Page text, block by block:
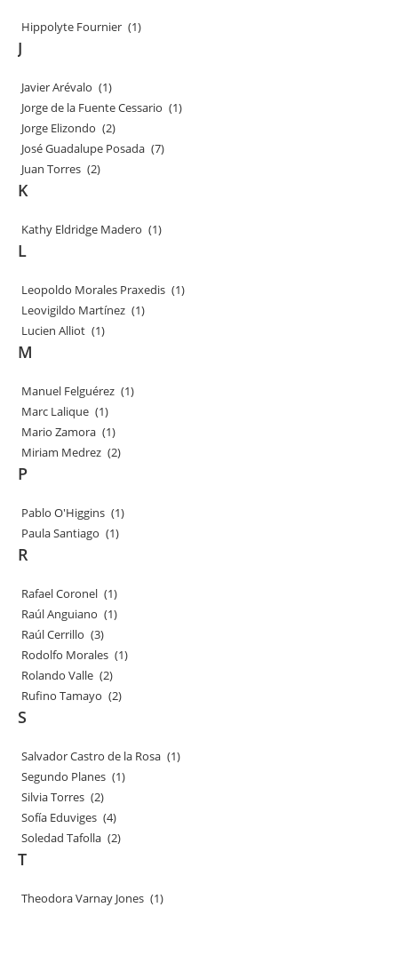
Hippolyte Fournier (1)
J
Javier Arévalo (1)
Jorge de la Fuente Cessario (1)
Jorge Elizondo (2)
José Guadalupe Posada (7)
Juan Torres (2)
K
Kathy Eldridge Madero (1)
L
Leopoldo Morales Praxedis (1)
Leovigildo Martínez (1)
Lucien Alliot (1)
M
Manuel Felguérez (1)
Marc Lalique (1)
Mario Zamora (1)
Miriam Medrez (2)
P
Pablo O'Higgins (1)
Paula Santiago (1)
R
Rafael Coronel (1)
Raúl Anguiano (1)
Raúl Cerrillo (3)
Rodolfo Morales (1)
Rolando Valle (2)
Rufino Tamayo (2)
S
Salvador Castro de la Rosa (1)
Segundo Planes (1)
Silvia Torres (2)
Sofía Eduviges (4)
Soledad Tafolla (2)
T
Theodora Varnay Jones (1)